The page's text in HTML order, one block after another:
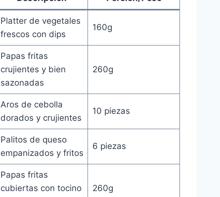
Platter de vegetales
frescos con dips
160g
Papas fritas
crujientes y bien
sazonadas
260g
Aros de cebolla
dorados y crujientes
10 piezas
Palitos de queso
empanizados y fritos
6 piezas
Papas fritas
cubiertas con tocino
260g